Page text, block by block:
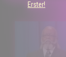
Erster!